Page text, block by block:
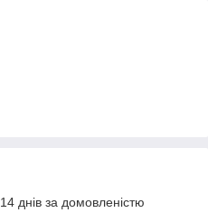
днів за домовленістю